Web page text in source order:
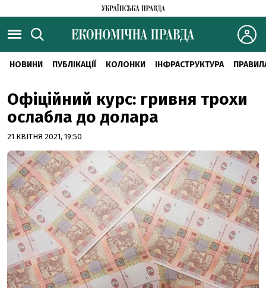
НОВИНИ ПУБЛІКАЦІЇ КОЛОНКИ ІНФРАСТРУКТУРА
Офіційний курс: гривня трохи
ослабла до долара
21 КВІТНЯ 2021, 19:50